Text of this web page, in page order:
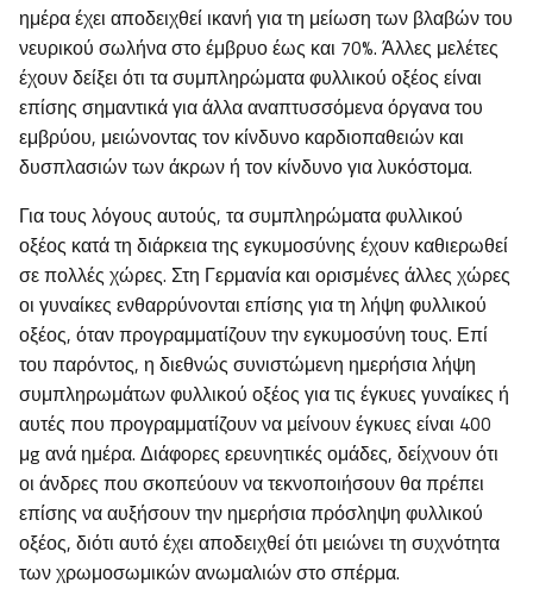
ημέρα έχει αποδειχθεί ικανή για τη μείωση των βλαβών του
νευρικού σωλήνα στο έμβρυο έως και 70%. Άλλες μελέτες
έχουν δείξει ότι τα συμπληρώματα φυλλικού οξέος είναι
επίσης σημαντικά για άλλα αναπτυσσόμενα όργανα του
εμβρύου, μειώνοντας τον κίνδυνο καρδιοπαθειών και
δυσπλασιών των άκρων ή τον κίνδυνο για λυκόστομα.
Για τους λόγους αυτούς, τα συμπληρώματα φυλλικού
οξέος κατά τη διάρκεια της εγκυμοσύνης έχουν καθιερωθεί
σε πολλές χώρες. Στη Γερμανία και ορισμένες άλλες χώρες
οι γυναίκες ενθαρρύνονται επίσης για τη λήψη φυλλικού
οξέος, όταν προγραμματίζουν την εγκυμοσύνη τους. Επί
του παρόντος, η διεθνώς συνιστώμενη ημερήσια λήψη
συμπληρωμάτων φυλλικού οξέος για τις έγκυες γυναίκες ή
αυτές που προγραμματίζουν να μείνουν έγκυες είναι 400
μg ανά ημέρα. Διάφορες ερευνητικές ομάδες, δείχνουν ότι
οι άνδρες που σκοπεύουν να τεκνοποιήσουν θα πρέπει
επίσης να αυξήσουν την ημερήσια πρόσληψη φυλλικού
οξέος, διότι αυτό έχει αποδειχθεί ότι μειώνει τη συχνότητα
των χρωμοσωμικών ανωμαλιών στο σπέρμα.